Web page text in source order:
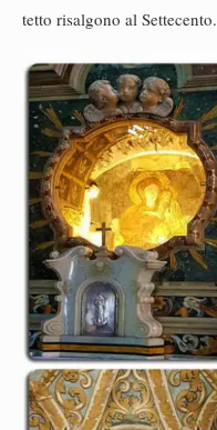
tetto risalgono al Settecento.